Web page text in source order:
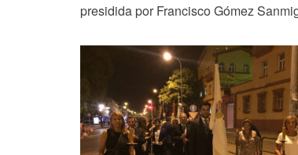
presidida por Francisco Gómez